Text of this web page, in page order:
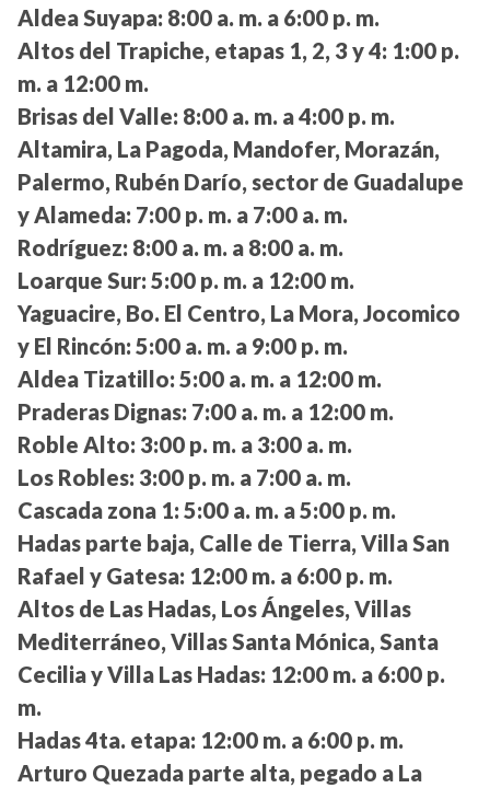
Aldea Suyapa: 8:00 a. m. a 6:00 p. m.
Altos del Trapiche, etapas 1, 2, 3 y 4: 1:00 p.
m. a 12:00 m.
Brisas del Valle: 8:00 a. m. a 4:00 p. m.
Altamira, La Pagoda, Mandofer, Morazán,
Palermo, Rubén Darío, sector de Guadalupe
y Alameda: 7:00 p. m. a 7:00 a. m.
Rodríguez: 8:00 a. m. a 8:00 a. m.
Loarque Sur: 5:00 p. m. a 12:00 m.
Yaguacire, Bo. El Centro, La Mora, Jocomico
y El Rincón: 5:00 a. m. a 9:00 p. m.
Aldea Tizatillo: 5:00 a. m. a 12:00 m.
Praderas Dignas: 7:00 a. m. a 12:00 m.
Roble Alto: 3:00 p. m. a 3:00 a. m.
Los Robles: 3:00 p. m. a 7:00 a. m.
Cascada zona 1: 5:00 a. m. a 5:00 p. m.
Hadas parte baja, Calle de Tierra, Villa San
Rafael y Gatesa: 12:00 m. a 6:00 p. m.
Altos de Las Hadas, Los Ángeles, Villas
Mediterráneo, Villas Santa Mónica, Santa
Cecilia y Villa Las Hadas: 12:00 m. a 6:00 p.
m.
Hadas 4ta. etapa: 12:00 m. a 6:00 p. m.
Arturo Quezada parte alta, pegado a La